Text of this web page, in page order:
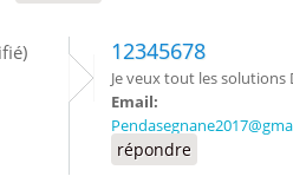
12345678
Je veux tout les solutions
Email:
répondre